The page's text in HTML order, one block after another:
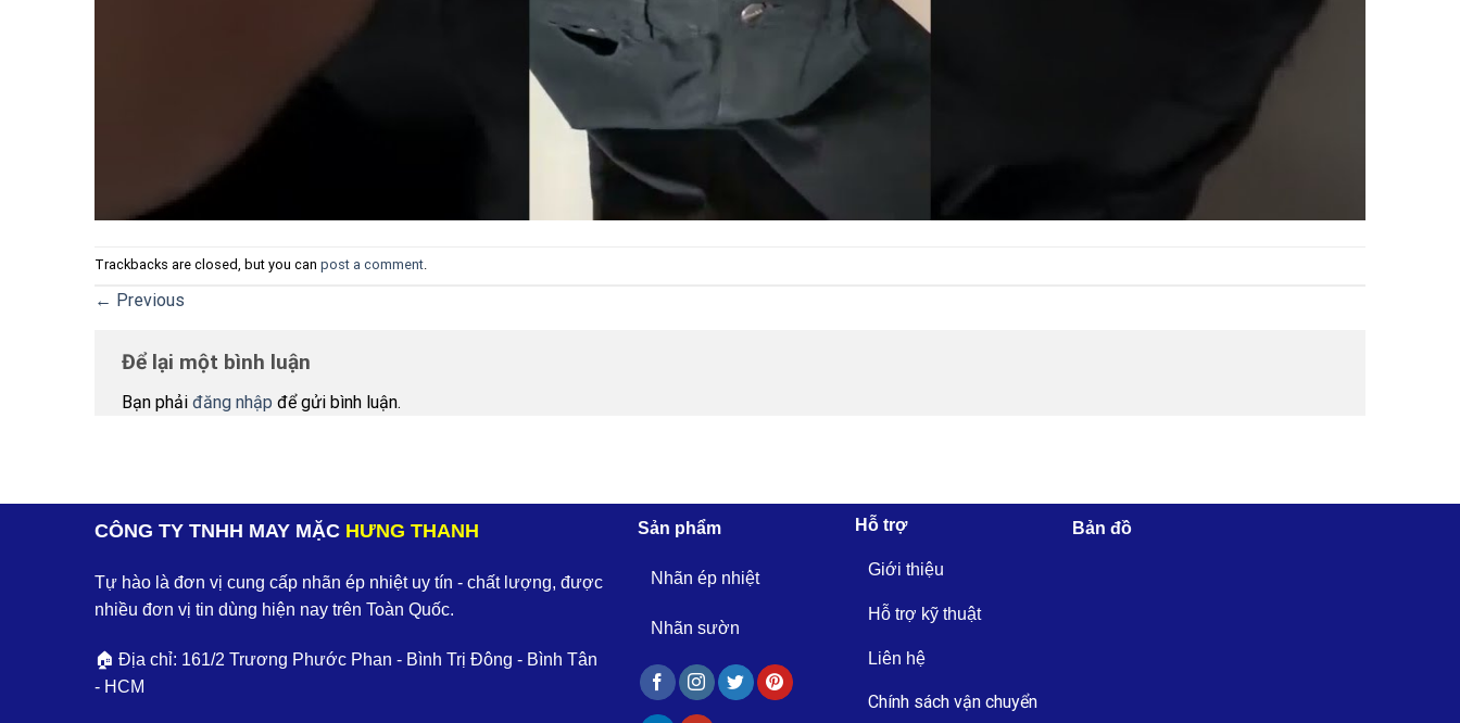
Trackbacks are closed, but you can post a comment.
← Previous
Để lại một bình luận
Bạn phải đăng nhập để gửi bình luận.
CÔNG TY TNHH MAY MẶC HƯNG THANH
Tự hào là đơn vị cung cấp nhãn ép nhiệt uy tín - chất lượng, được
nhiều đơn vị tin dùng hiện nay trên Toàn Quốc.
🏠 Địa chỉ: 161/2 Trương Phước Phan - Bình Trị Đông - Bình Tân
- HCM
Sản phẩm
Nhãn ép nhiệt
Nhãn sườn
Hỗ trợ
Giới thiệu
Hỗ trợ kỹ thuật
Liên hệ
Chính sách vận chuyển
Bản đồ